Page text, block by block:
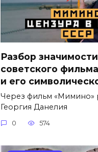
Разбор значимости
советского
и его
Через фильм «Мимино»
Георгия Данелия
0 574